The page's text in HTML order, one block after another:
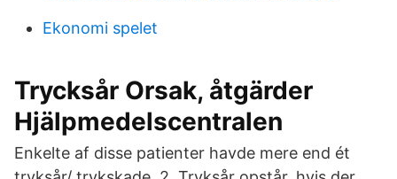
Ekonomi spelet
Trycksår Orsak, åtgärder
Hjälpmedelscentralen
Enkelte af disse patienter havde mere end ét